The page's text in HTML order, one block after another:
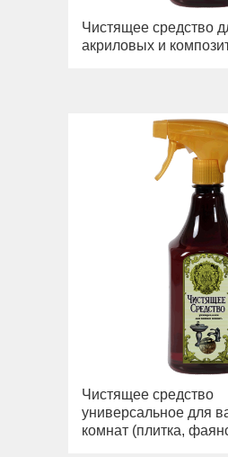
Чистящее средство
акриловых и
Чистящее средство
универсальное для
комнат (плитка,